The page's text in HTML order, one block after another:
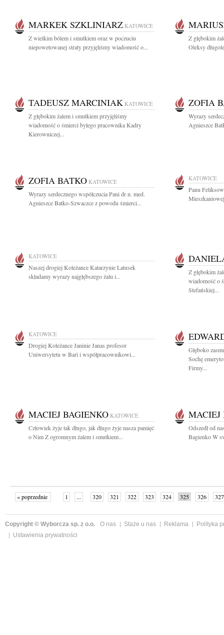
MARKEK SZKLINIARZ KATOWICE
Z wielkim bólem i smutkiem oraz w poczuciu
niepowetowanej straty przyjęliśmy wiadomość o...
Z głębokim
Oleksy
TADEUSZ MARCINIAK KATOWICE
Z głębokim żalem i smutkiem przyjęliśmy
wiadomość o śmierci byłego pracownika Kadry
Kierowniczej...
ZOFIA
Wyrazy
Agnieszce
ZOFIA BATKO KATOWICE
Wyrazy serdecznego współczucia Pani dr n. med.
Agnieszce Batko-Szwaczce z powodu śmierci...
KATOWICE
Panu
KATOWICE
Naszej drogiej Koleżance Katarzynie Latusek
składamy wyrazy najgłębszego żalu i...
Z głębokim
wiadomość o
Stefańskiej...
KATOWICE
Drogiej Koleżance Janinie Janas profesor
Uniwersytetu w Bari i współpracownikowi...
Głęboko
Sochę
Firmy...
MACIEJ BAGIENKO KATOWICE
Człowiek żyje tak długo, jak długo żyje nasza pamięć
o Nim Z ogromnym żalem i smutkiem...
MACIEJ
Odszedł od
Bagienko W
« poprzednie 1 ... 320 321 322 323 324 325 326
327
Copyright © Wyborcza sp. z o.o. O nas Staże u nas Reklama
Polityka
Ustawienia prywatności